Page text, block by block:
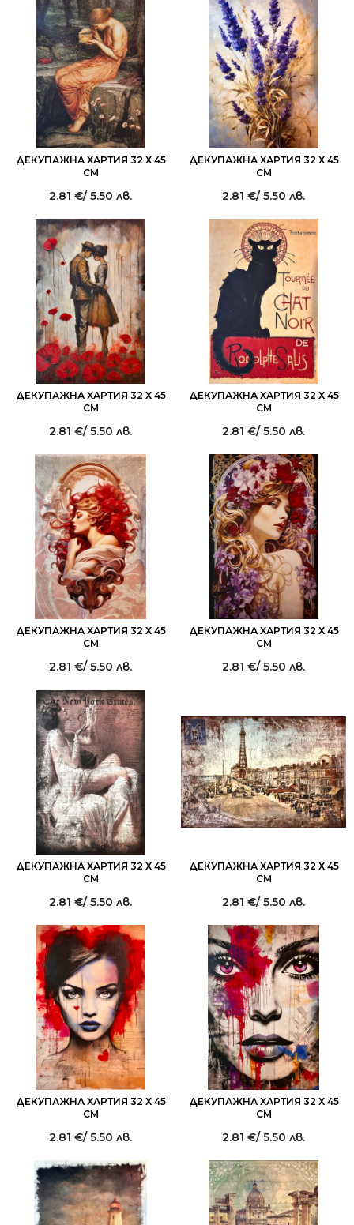
ДЕКУПАЖНА ХАРТИЯ 32 Х 45
СМ
2.81 €/ 5.50 лв.
ДЕКУПАЖНА ХАРТИЯ 32 Х 45
СМ
2.81 €/ 5.50 лв.
ДЕКУПАЖНА ХАРТИЯ 32 Х 45
СМ
2.81 €/ 5.50 лв.
ДЕКУПАЖНА ХАРТИЯ 32 Х 45
СМ
2.81 €/ 5.50 лв.
ДЕКУПАЖНА ХАРТИЯ 32 Х 45
СМ
2.81 €/ 5.50 лв.
ДЕКУПАЖНА ХАРТИЯ 32 Х 45
СМ
2.81 €/ 5.50 лв.
ДЕКУПАЖНА ХАРТИЯ 32 Х 45
СМ
2.81 €/ 5.50 лв.
ДЕКУПАЖНА ХАРТИЯ 32 Х 45
СМ
2.81 €/ 5.50 лв.
ДЕКУПАЖНА ХАРТИЯ 32 Х 45
СМ
2.81 €/ 5.50 лв.
ДЕКУПАЖНА ХАРТИЯ 32 Х 45
СМ
2.81 €/ 5.50 лв.